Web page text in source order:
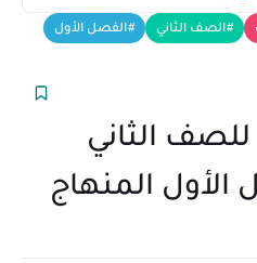
الصف الثاني الفصل الأول
الثاني
المنهاج